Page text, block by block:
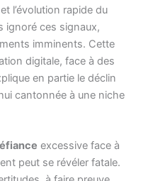
l’évolution rapide du
ignoré ces signaux,
imminents. Cette
digitale, face à des
en partie le déclin
cantonnée à une niche
excessive face à
peut se révéler fatale.